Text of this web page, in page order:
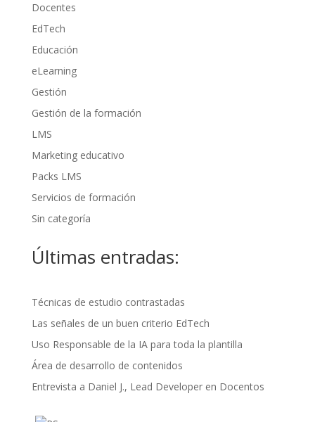
Docentes
EdTech
Educación
eLearning
Gestión
Gestión de la formación
LMS
Marketing educativo
Packs LMS
Servicios de formación
Sin categoría
Últimas entradas:
Técnicas de estudio contrastadas
Las señales de un buen criterio EdTech
Uso Responsable de la IA para toda la plantilla
Área de desarrollo de contenidos
Entrevista a Daniel J., Lead Developer en Docentos